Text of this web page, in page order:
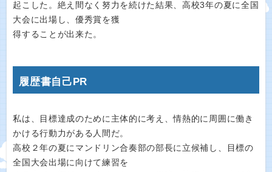
起こした。絶え間なく努力を続けた結果、高校3年の夏に全国
大会に出場し、優秀賞を獲
得することが出来た。
履歴書自己PR
私は、目標達成のために主体的に考え、情熱的に周囲に働き
かける行動力がある人間だ。
高校２年の夏にマンドリン合奏部の部長に立候補し、目標の
全国大会出場に向けて練習を